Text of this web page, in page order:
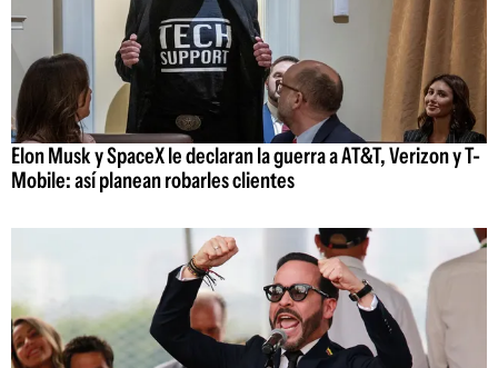
Elon Musk y SpaceX le declaran la guerra a AT&T, Verizon y T-
Mobile: así planean robarles clientes